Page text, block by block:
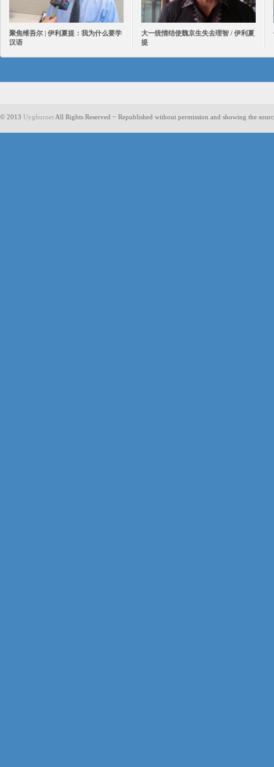
聚焦维吾尔 | 伊利夏提：我为什么要学
汉语
大一统情结使魏京生失去理智 / 伊利夏
提
© 2013 Uyghurnet All Rights Reserved ~ Republished without permission and showing the